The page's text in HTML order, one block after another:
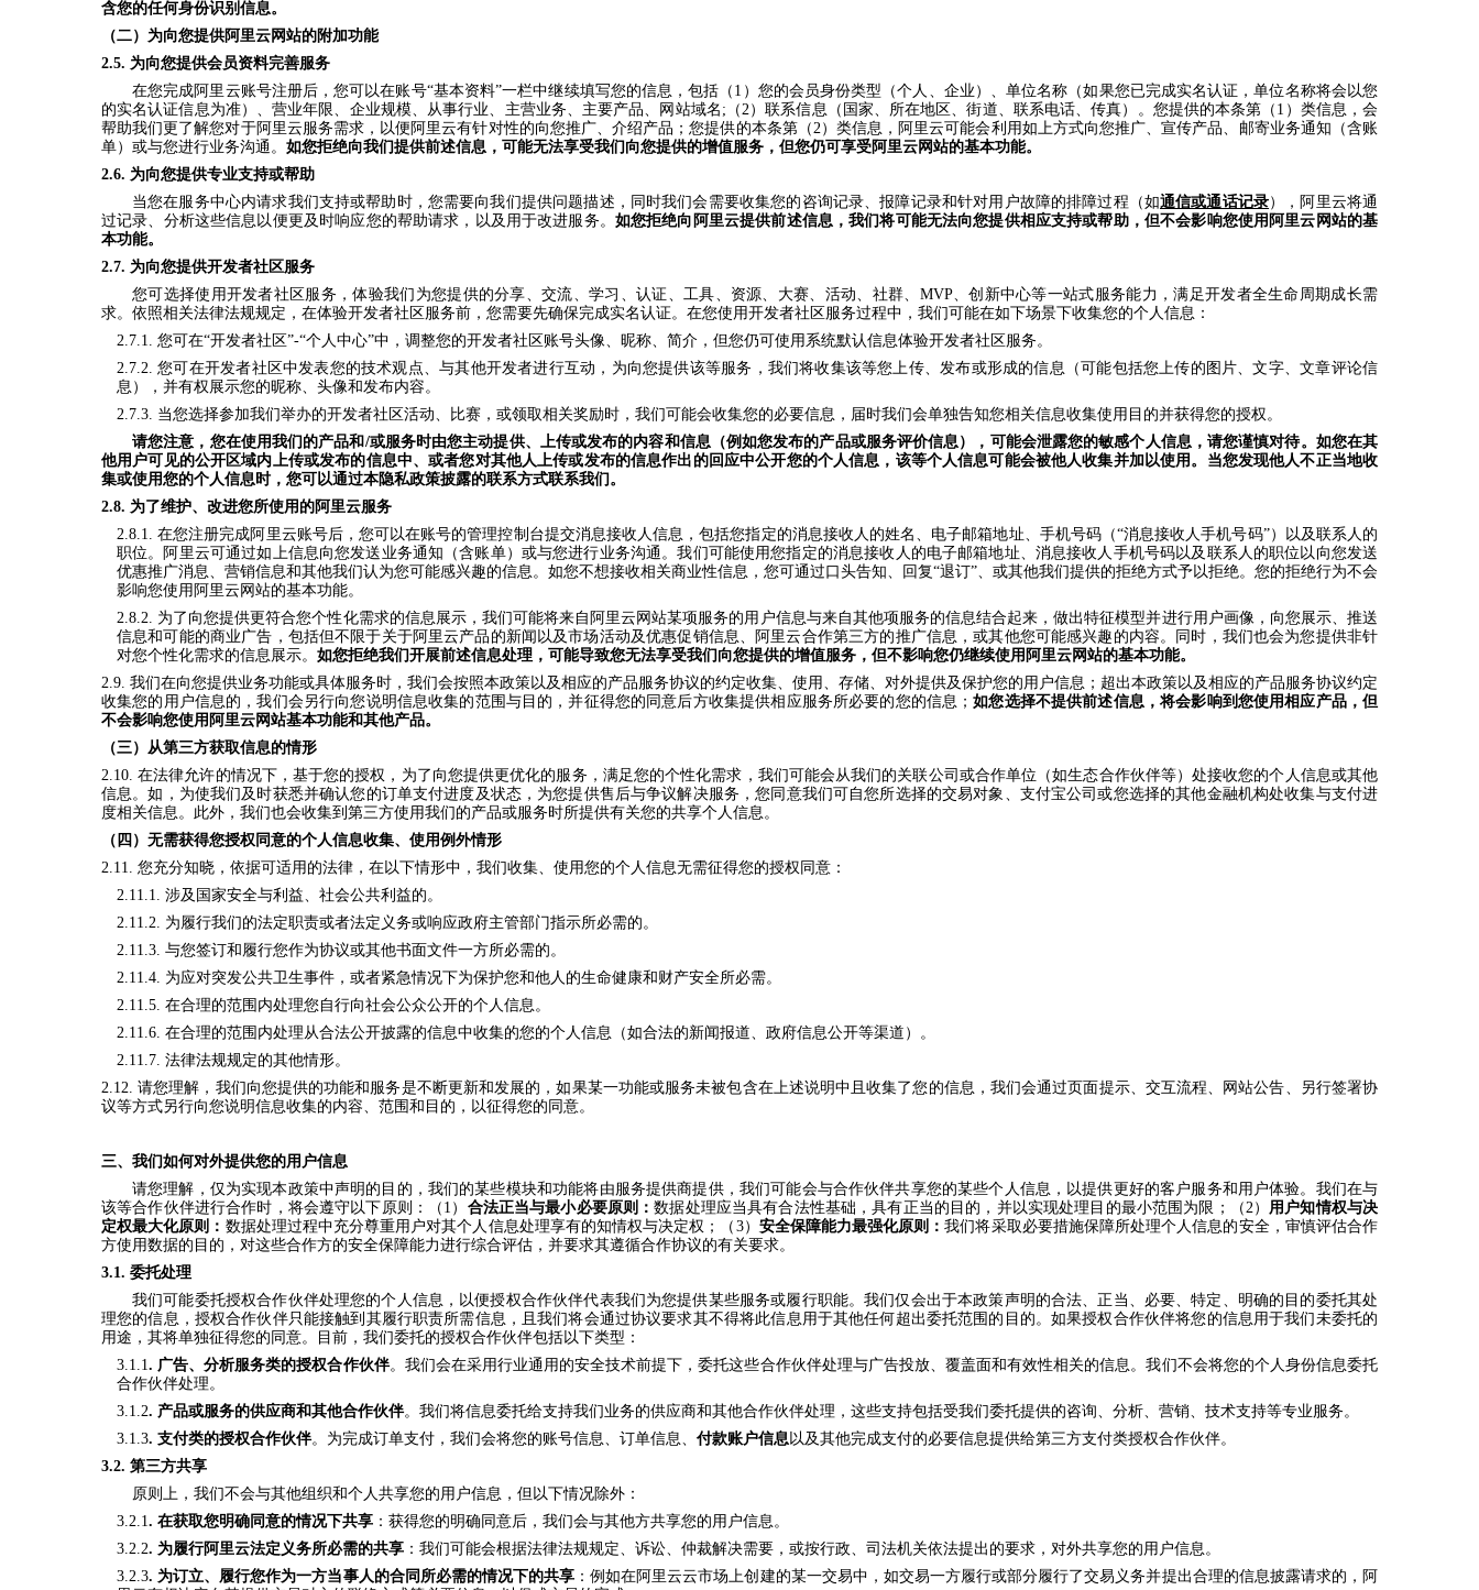
含您的任何身份识别信息。
（二）为向您提供阿里云网站的附加功能
2.5. 为向您提供会员资料完善服务
在您完成阿里云账号注册后，您可以在账号“基本资料”一栏中继续填写您的信息，包括（1）您的会员身份类型（个人、企业）、单位名称（如果您已完成实名认证，单位名称将会以您
的实名认证信息为准）、营业年限、企业规模、从事行业、主营业务、主要产品、网站域名;（2）联系信息（国家、所在地区、街道、联系电话、传真）。您提供的本条第（1）类信息，会
帮助我们更了解您对于阿里云服务需求，以便阿里云有针对性的向您推广、介绍产品；您提供的本条第（2）类信息，阿里云可能会利用如上方式向您推广、宣传产品、邮寄业务通知（含账
单）或与您进行业务沟通。 如您拒绝向我们提供前述信息，可能无法享受我们向您提供的增值服务，但您仍可享受阿里云网站的基本功能。
2.6. 为向您提供专业支持或帮助
当您在服务中心内请求我们支持或帮助时，您需要向我们提供问题描述，同时我们会需要收集您的咨询记录、报障记录和针对用户故障的排障过程（如通信或通话记录），阿里云将通
过记录、分析这些信息以便更及时响应您的帮助请求，以及用于改进服务。 如您拒绝向阿里云提供前述信息，我们将可能无法向您提供相应支持或帮助，但不会影响您使用 阿里云网站的基
本功能。
2.7. 为向您提供开发者社区服务
您可选择使用开发者社区服务，体验我们为您提供的分享、交流、学习、认证、工具、资源、大赛、活动、社群、MVP、创新中心等一站式服务能力，满足开发者全生命周期成长需
求。依照相关法律法规规定，在体验开发者社区服务前，您需要先确保完成实名认证。在您使用开发者社区服务过程中，我们可能在如下场景下收集您的个人信息：
2.7.1. 您可在“开发者社区”-“个人中心”中，调整您的开发者社区账号头像、昵称、简介，但您仍可使用系统默认信息体验开发者社区服务。
2.7.2. 您可在开发者社区中发表您的技术观点、与其他开发者进行互动，为向您提供该等服务，我们将收集该等您上传、发布或形成的信息（可能包括您上传的图片、文字、文章评论信
息），并有权展示您的昵称、头像和发布内容。
2.7.3. 当您选择参加我们举办的开发者社区活动、比赛，或领取相关奖励时，我们可能会收集您的必要信息，届时我们会单独告知您相关信息收集使用目的并获得您的授权。
请您注意，您在使用我们的产品和/或服务时由您主动提供、上传或发布的内容和信息（例如您发布的产品或服务评价信息），可能会泄露您的敏感个人信息，请您谨慎对待。如您在其
他用户可见的公开区域内上传或发布的信息中、或者您对其他人上传或发布的信息作出的回应中公开您的个人信息，该等个人信息可能会被他人收集并加以使用。当您发现他人不正当地收
集或使用您的个人信息时，您可以通过本隐私政策披露的联系方式联系我们。
2.8. 为了维护、改进您所使用的阿里云服务
2.8.1.在您注册完成阿里云账号后，您可以在账号的管理控制台提交消息接收人信息，包括您指定的消息接收人的姓名、电子邮箱地址、手机号码（“消息接收人手机号码”）以及联系人的
职位。阿里云可通过如上信息向您发送业务通知（含账单）或与您进行业务沟通。我们可能使用您指定的消息接收人的电子邮箱地址、消息接收人手机号码以及联系人的职位以向您发送
优惠推广消息、营销信息和其他我们认为您可能感兴趣的信息。如您不想接收相关商业性信息，您可通过口头告知、回复“退订”、或其他我们提供的拒绝方式予以拒绝。您的拒绝行为不会
影响您使用阿里云网站的基本功能。
2.8.2. 为了向您提供更符合您个性化需求的信息展示，我们可能将来自阿里云网站某项服务的用户信息与来自其他项服务的信息结合起来，做出特征模型并进行用户画像，向您展示、推送
信息和可能的商业广告，包括但不限于关于阿里云产品的新闻以及市场活动及优惠促销信息、阿里云合作第三方的推广信息，或其他您可能感兴趣的内容。同时，我们也会为您提供非针
对您个性化需求的信息展示。 如您拒绝我们开展前述信息处理，可能导致您无法享受我们向您提供的增值服务，但不影响您仍继续使用阿里云网站的基本功能。
2.9. 我们在向您提供业务功能或具体服务时，我们会按照本政策以及相应的产品服务协议的约定收集、使用、存储、对外提供及保护您的用户信息；超出本政策以及相应的产品服务协议约定
收集您的用户信息的，我们会另行向您说明信息收集的范围与目的，并征得您的同意后方收集提供相应服务所必要的您的信息；如您选择不提供前述信息，将会影响到您使用相应产品，但
不会影响您使用阿里云网站基本功能和其他产品。
（三）从第三方获取信息的情形
2.10. 在法律允许的情况下，基于您的授权，为了向您提供更优化的服务，满足您的个性化需求，我们可能会从我们的关联公司或合作单位（如生态合作伙伴等）处接收您的个人信息或其他
信息。如，为使我们及时获悉并确认您的订单支付进度及状态，为您提供售后与争议解决服务，您同意我们可自您所选择的交易对象、支付宝公司或您选择的其他金融机构处收集与支付进
度相关信息。此外，我们也会收集到第三方使用我们的产品或服务时所提供有关您的共享个人信息。
（四）无需获得您授权同意的个人信息收集、使用例外情形
2.11. 您充分知晓，依据可适用的法律，在以下情形中，我们收集、使用您的个人信息无需征得您的授权同意：
2.11.1. 涉及国家安全与利益、社会公共利益的。
2.11.2. 为履行我们的法定职责或者法定义务或响应政府主管部门指示所必需的。
2.11.3. 与您签订和履行您作为协议或其他书面文件一方所必需的。
2.11.4. 为应对突发公共卫生事件，或者紧急情况下为保护您和他人的生命健康和财产安全所必需。
2.11.5. 在合理的范围内处理您自行向社会公众公开的个人信息。
2.11.6. 在合理的范围内处理从合法公开披露的信息中收集的您的个人信息（如合法的新闻报道、政府信息公开等渠道） 。
2.11.7. 法律法规规定的其他情形。
2.12.请您理解，我们向您提供的功能和服务是不断更新和发展的，如果某一功能或服务未被包含在上述说明中且收集了您的信息，我们会通过页面提示、交互流程、网站公告、另行签署协
议等方式另行向您说明信息收集的内容、范围和目的，以征得您的同意。
三、 我们如何对外提供您的用户信息
请您理解，仅为实现本政策中声明的目的，我们的某些模块和功能将由服务提供商提供， 我们可能会与合作伙伴共享您的某些个人信息，以提供更好的客户服务和用户体验。我们在与
该等合作伙伴进行合作时，将会遵守以下原则：（1） 合法正当与最小必要原则：数据处理应当具有合法性基础，具有正当的目的，并以实现处理目的最小范围为限；（2） 用户知情权与决
定权最大化原则： 数据处理过程中充分尊重用户对其个人信息处理享有的知情权与决定权；（3） 安全保障能力最强化原则：我们将采取必要措施保障所处理个人信息的安全，审慎评估合作
方使用数据的目的，对这些合作方的安全保障能力进行综合评估，并要求其遵循合作协议的有关要求。
3.1. 委托处理
我们可能委托授权合作伙伴处理您的个人信息，以便授权合作伙伴代表我们为您提供某些服务或履行职能。我们仅会出于本政策声明的合法、正当、必要、特定、明确的目的委托其处
理您的信息，授权合作伙伴只能接触到其履行职责所需信息，且我们将会通过协议要求其不得将此信息用于其他任何超出委托范围的目的。如果授权合作伙伴将您的信息用于我们未委托的
用途，其将单独征得您的同意。
目前，我们委托的授权合作伙伴包括以下类型：
3.1.1. 广告、分析服务类的授权合作伙伴。我们会在采用行业通用的安全技术前提下，委托这些合作伙伴处理与广告投放、覆盖面和有效性相关的信息。我们不会将您的个人身份信息委托
合作伙伴处理。
3.1.2. 产品或服务的供应商和其他合作伙伴。我们将信息委托给支持我们业务的供应商和其他合作伙伴处理，这些支持包括受我们委托提供的咨询、分析、营销、技术支持等专业服务。
3.1.3. 支付类的授权合作伙伴。为完成订单支付，我们会将您的账号信息、订单信息、 付款账户信息以及其他完成支付的必要信息提供给第三方支付类授权合作伙伴。
3.2. 第三方共享
原则上，我们不会与其他组织和个人共享您的用户信息，但以下情况除外：
3.2.1. 在获取您明确同意的情况下共享 ：获得您的明确同意后，我们会与其他方共享您的用户信息。
3.2.2. 为履行阿里云法定义务所必需的共享 ：我们可能会根据法律法规规定、诉讼、仲裁解决需要，或按行政、司法机关依法提出的要求，对外共享您的用户信息。
3.2.3. 为订立、履行您作为一方当事人的合同所必需的情况下的共享 ：例如在阿里云云市场上创建的某一交易中，如交易一方履行或部分履行了交易义务并提出合理的信息披露请求的，阿